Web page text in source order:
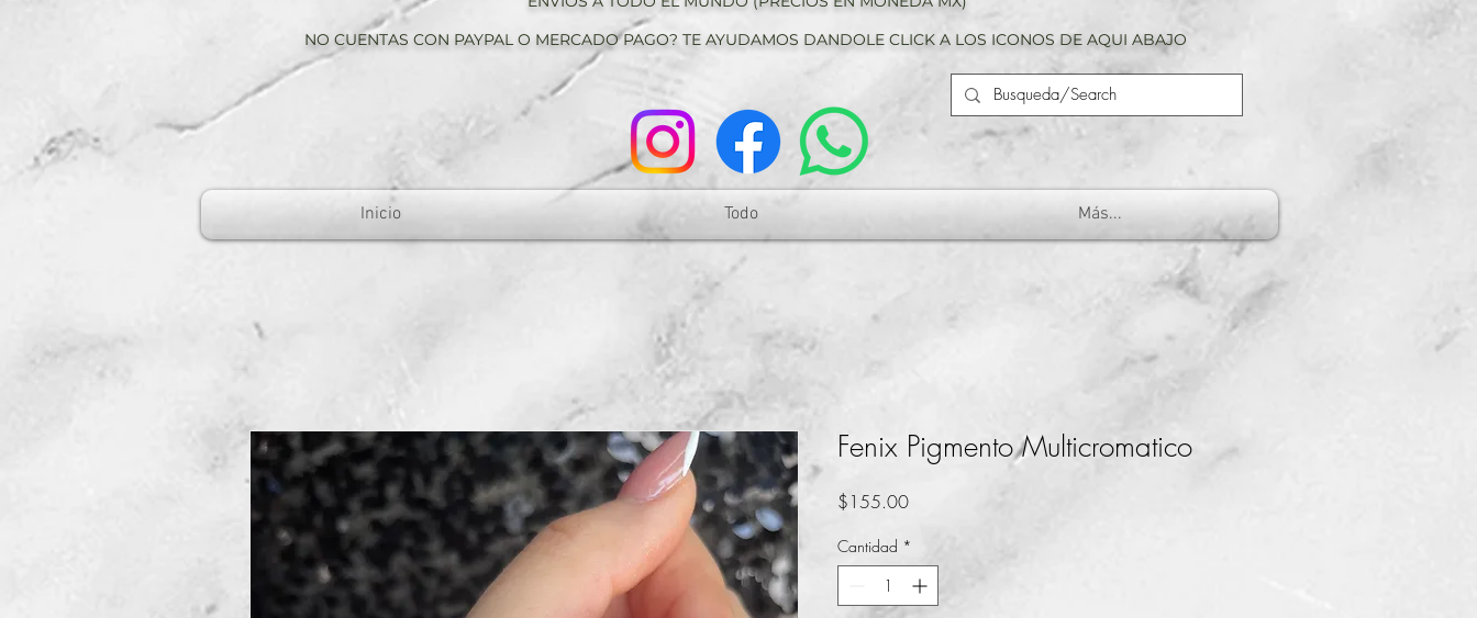
NO CUENTAS CON PAYPAL O MERCADO PAGO? TE AYUDAMOS DANDOLE CLICK A LOS ICONOS DE AQUI ABAJO
Inicio Todo Más...
Fenix Pigmento Multicromatico
$155.00Precio
Cantidad *